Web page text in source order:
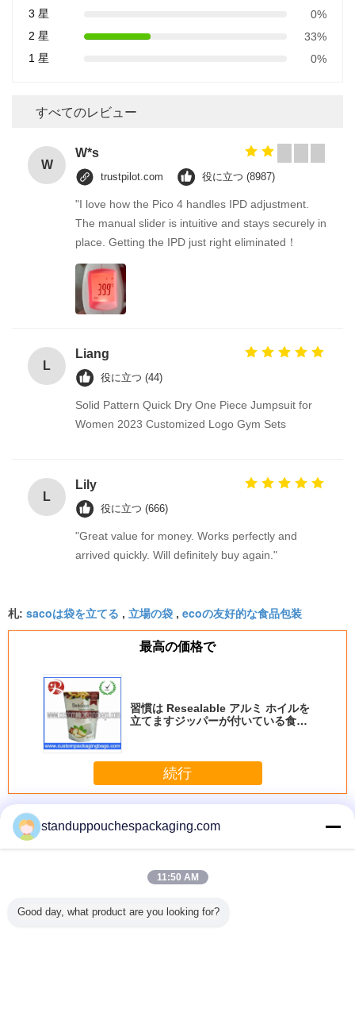
3 星
0%
2 星
33%
1 星
0%
すべてのレビュー
W
W*s
trustpilot.com 役に立つ (8987)
"I love how the Pico 4 handles IPD adjustment.
The manual slider is intuitive and stays securely in
place. Getting the IPD just right eliminated！
L
Liang
役に立つ (44)
Solid Pattern Quick Dry One Piece Jumpsuit for
Women 2023 Customized Logo Gym Sets
L
Lily
役に立つ (666)
"Great value for money. Works perfectly and
arrived quickly. Will definitely buy again."
札: sacoは袋を立てる , 立場の袋 , ecoの友好的な食品包装
最高の価格で
習慣は Resealable アルミ ホイルを
立てますジッパーが付いている食糧
続行
多く ジッパーのついた袋に立ち上がる
ごジュ
インの
Resealable
Resealable 袋を
7g/ 20gカプセル
によって集中され
standuppouchespackaging.com
11:50 AM
Good day, what product are you looking for?